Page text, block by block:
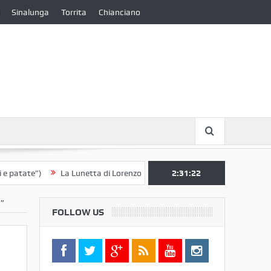
Sinalunga Torrita Chianciano
La Lunetta di Lorenzo Berrettini lascia il Convento di S. Chiara
2:31:22
FOLLOW US